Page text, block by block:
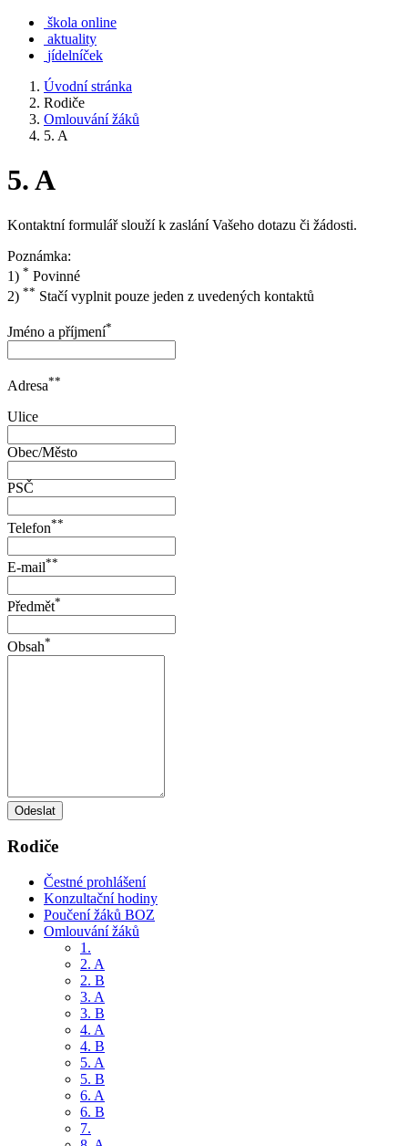
škola online
aktuality
jídelníček
Úvodní stránka
Rodiče
Omlouvání žáků
5. A
5. A
Kontaktní formulář slouží k zaslání Vašeho dotazu či žádosti.
Poznámka:
1) * Povinné
2) ** Stačí vyplnit pouze jeden z uvedených kontaktů
Jméno a příjmení*
Adresa**
Ulice
Obec/Město
PSČ
Telefon**
E-mail**
Předmět*
Obsah*
Odeslat
Rodiče
Čestné prohlášení
Konzultační hodiny
Poučení žáků BOZ
Omlouvání žáků
1.
2. A
2. B
3. A
3. B
4. A
4. B
5. A
5. B
6. A
6. B
7.